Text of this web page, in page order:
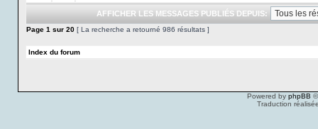
AFFICHER LES MESSAGES PUBLIÉS DEPUIS:
Page 1 sur 20 [ La recherche a retourné 986 résultats ]
Index du forum
Powered by phpBB
Traduction